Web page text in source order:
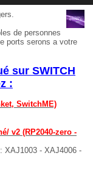
de personnes
ports serons a votre
sur SWITCH
:
SwitchME)
v2 (RP2040-zero -
XAJ1003 - XAJ4006 -